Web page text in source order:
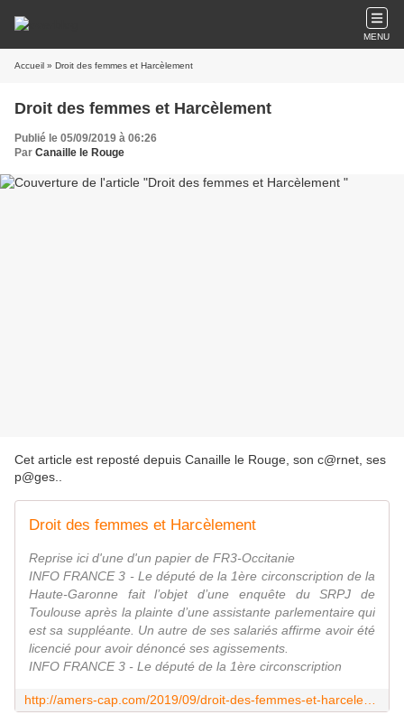
MENU
Accueil » Droit des femmes et Harcèlement
Droit des femmes et Harcèlement
Publié le 05/09/2019 à 06:26
Par Canaille le Rouge
Cet article est reposté depuis Canaille le Rouge, son c@rnet, ses
p@ges.
Droit des femmes et Harcèlement
Reprise ici d'une d'un papier de FR3-Occitanie
INFO FRANCE 3 - Le député de la 1ère circonscription de la
Haute-Garonne fait l’objet d’une enquête du SRPJ de
Toulouse après la plainte d’une assistante parlementaire qui
est sa suppléante. Un autre de ses salariés affirme avoir été
licencié pour avoir dénoncé ses agissements.
INFO FRANCE 3 - Le député de la 1ère circonscription